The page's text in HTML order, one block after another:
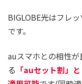
BIGLOBE光はフレ
です。
auスマホとの相性
る 「auセット割」